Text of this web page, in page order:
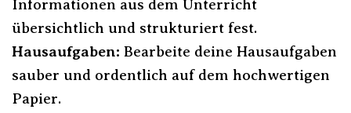
Informationen aus dem Unterricht
übersichtlich und strukturiert fest.
Hausaufgaben: Bearbeite deine Hausaufgaben
sauber und ordentlich auf dem hochwertigen
Papier.